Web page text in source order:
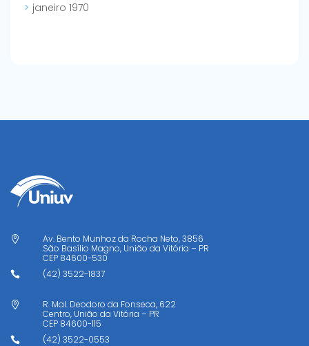
janeiro 1970

Av. Bento Munhoz da Rocha Neto, 3856
São Basílio Magno, União da Vitória – PR
CEP 84600-530
 (42) 3522-1837

R. Mal. Deodoro da Fonseca, 622
Centro, União da Vitória – PR
CEP 84600-115
 (42) 3522-0553